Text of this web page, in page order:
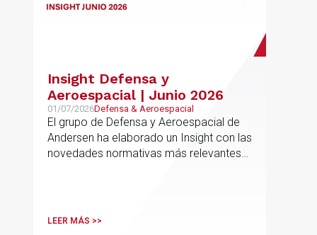
Insight Defensa y
Aeroespacial | Junio 2026
01/07/2026Defensa & Aeroespacial
El grupo de Defensa y Aeroespacial de
Andersen ha elaborado un Insight con las
novedades normativas más relevantes
LEER MÁS >>